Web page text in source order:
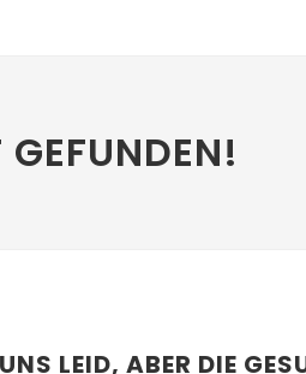
LEID, ABER DIE